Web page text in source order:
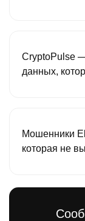
CryptoPulse
данных,
Мошенники
которая не